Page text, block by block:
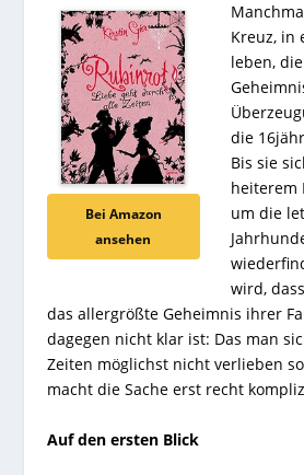
Bei Amazon
ansehen
Kreuz, in
leben,
die
Bis sie
heiterem
um die
wird,
das allergrößte Geheimnis ihrer
dagegen nicht klar ist: Das man
Zeiten möglichst nicht verlieben
macht die Sache erst recht
Auf den ersten Blick